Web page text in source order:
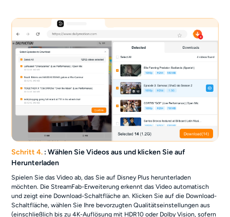
Schritt 4. : Wählen Sie Videos aus und klicken Sie auf
Herunterladen
Spielen Sie das Video ab, das Sie auf Disney Plus herunterladen
möchten. Die StreamFab-Erweiterung erkennt das Video automatisch
und zeigt eine Download-Schaltfläche an. Klicken Sie auf die Download-
Schaltfläche, wählen Sie Ihre bevorzugten Qualitätseinstellungen aus
(einschließlich bis zu 4K-Auflösung mit HDR10 oder Dolby Vision, sofern